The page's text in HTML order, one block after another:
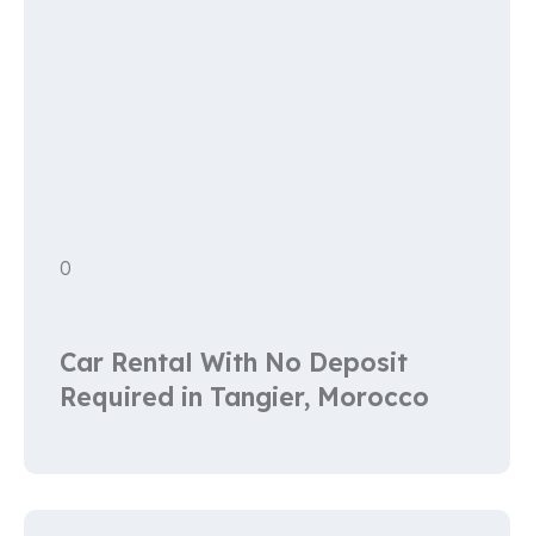
0
Car Rental With No Deposit
Required in Tangier, Morocco